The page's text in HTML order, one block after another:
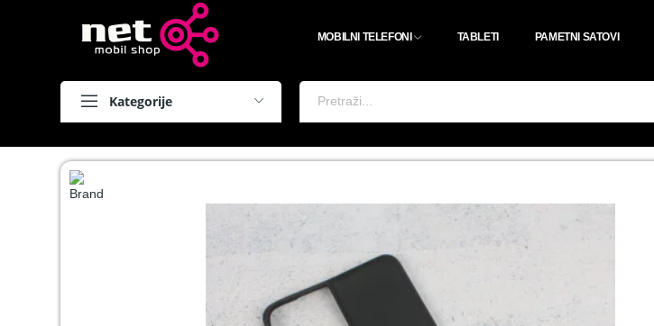
MOBILNI TELEFONI TABLETI PAMETNI SATOVI
Kategorije